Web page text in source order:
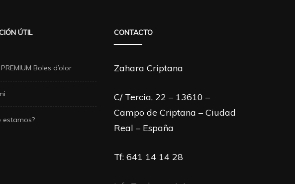
ÚTIL
Boles d’olor
estamos?
CONTACTO
Zahara Criptana
C/ Tercia, 22 – 13610 –
Campo de Criptana – Ciudad
Real – España
Tf: 641 14 14 28